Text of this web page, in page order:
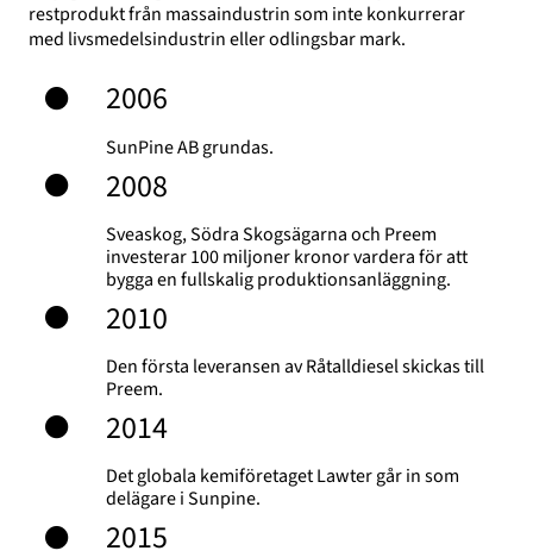
restprodukt från massaindustrin som inte konkurrerar
med livsmedelsindustrin eller odlingsbar mark.
2006
SunPine AB grundas.
2008
Sveaskog, Södra Skogsägarna och Preem
investerar 100 miljoner kronor vardera för att
bygga en fullskalig produktionsanläggning.
2010
Den första leveransen av Råtalldiesel skickas till
Preem.
2014
Det globala kemiföretaget Lawter går in som
delägare i Sunpine.
2015